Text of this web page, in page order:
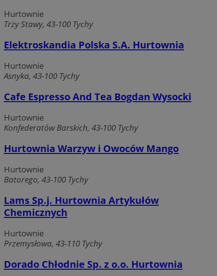
Hurtownie
Trzy Stawy, 43-100 Tychy
Elektroskandia Polska S.A. Hurtownia
Hurtownie
Asnyka, 43-100 Tychy
Cafe Espresso And Tea Bogdan Wysocki
Hurtownie
Konfederatów Barskich, 43-100 Tychy
Hurtownia Warzyw i Owoców Mango
Hurtownie
Batorego, 43-100 Tychy
Lams Sp.j. Hurtownia Artykułów
Chemicznych
Hurtownie
Przemysłowa, 43-110 Tychy
Dorado Chłodnie Sp. z o.o. Hurtownia